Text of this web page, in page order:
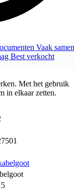
Vaak samen
Best verkocht
Met het gebruik
in elkaar zetten.